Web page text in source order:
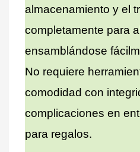
almacenamiento y el
completamente para
ensamblándose
No requiere
comodidad con
complicaciones en
para regalos.